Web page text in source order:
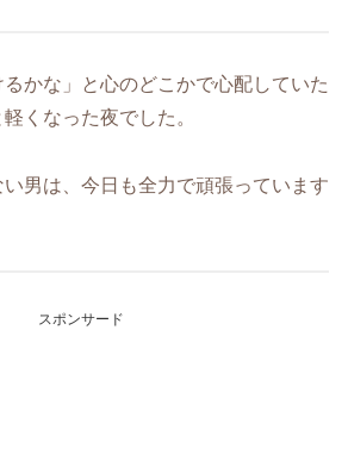
るかな」と心のどこかで心配していた
くなった夜でした。
男は、今日も全力で頑張っています
スポンサード